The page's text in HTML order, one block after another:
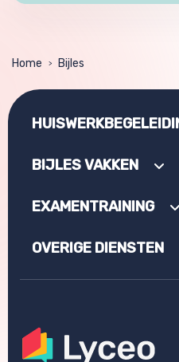
Home > Bijles
BIJLES VAKKEN
EXAMENTRAINING
OVERIGE DIENSTEN